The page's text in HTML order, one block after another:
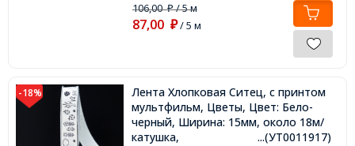
106,00₽/ 5 м
87,00 ₽/ 5 м
-18%
Лента Хлопковая Ситец, с принтом
мультфильм, Цветы, Цвет: Бело-
черный, Ширина: 15мм, около 18м/
катушка,
...(УТ0011917)